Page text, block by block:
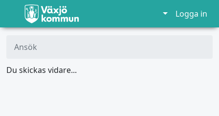
Logga in
Ansök
Du skickas vidare...